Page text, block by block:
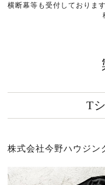
横断幕等も受付しておりま
T
株式会社今野ハウジ